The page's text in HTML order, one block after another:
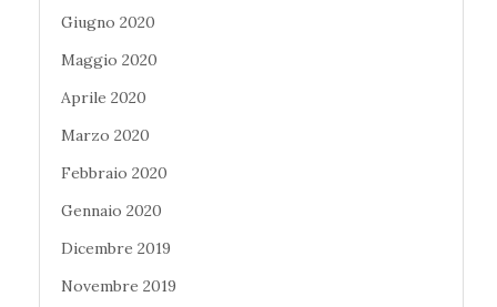
Giugno 2020
Maggio 2020
Aprile 2020
Marzo 2020
Febbraio 2020
Gennaio 2020
Dicembre 2019
Novembre 2019